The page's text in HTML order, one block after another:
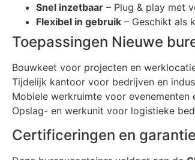
Snel inzetbaar – Plug & play met
Flexibel in gebruik – Geschikt als
Toepassingen Nieuwe
Bouwkeet voor projecten en
Tijdelijk kantoor voor bedrijven en
Mobiele werkruimte voor evenementen
Opslag- en werkunit voor logistieke
Certificeringen en garantie